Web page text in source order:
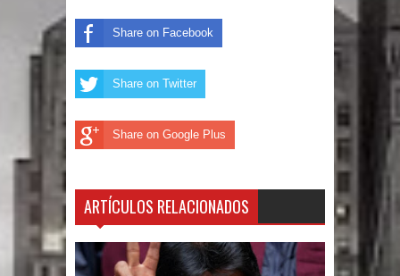
terremoto de magnitud 7,1 en Japón
Diputado Félix Michell Rodríguez
Complementario gobierno endeuda
país con 3,500 millones de dólares
Share on Facebook
Share on Twitter
Share on Google Plus
ARTÍCULOS RELACIONADOS